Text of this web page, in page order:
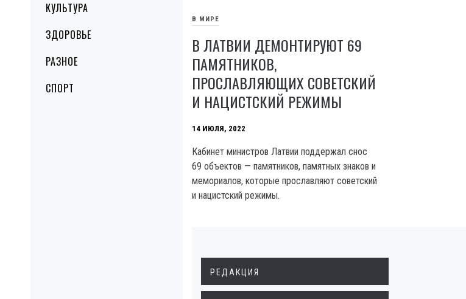
КУЛЬТУРА
ЗДОРОВЬЕ
РАЗНОЕ
СПОРТ
В МИРЕ
В ЛАТВИИ ДЕМОНТИРУЮТ 69
ПАМЯТНИКОВ,
ПРОСЛАВЛЯЮЩИХ СОВЕТСКИЙ
И НАЦИСТСКИЙ РЕЖИМЫ
14 ИЮЛЯ, 2022
Кабинет министров Латвии поддержал снос
69 объектов — памятников, памятных знаков и
мемориалов, которые прославляют советский
и нацистский режимы.
РЕДАКЦИЯ